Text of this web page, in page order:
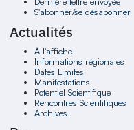
S'abonner/se désabonner
Actualités
À l'affiche
Informations régionales
Dates Limites
Manifestations
Potentiel Scientifique
Rencontres Scientifiques
Archives